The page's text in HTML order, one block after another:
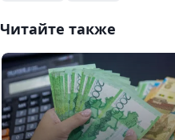
Читайте также